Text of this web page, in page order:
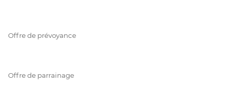
Offre de prévoyance
Offre de parrainage